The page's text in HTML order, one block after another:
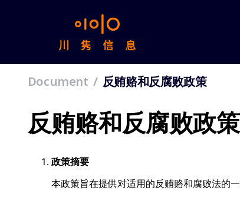
Document 反贿赂和反腐败政策
反贿赂和反腐败政策
政策摘要
本政策旨在提供对适用的反贿赂和腐败法的